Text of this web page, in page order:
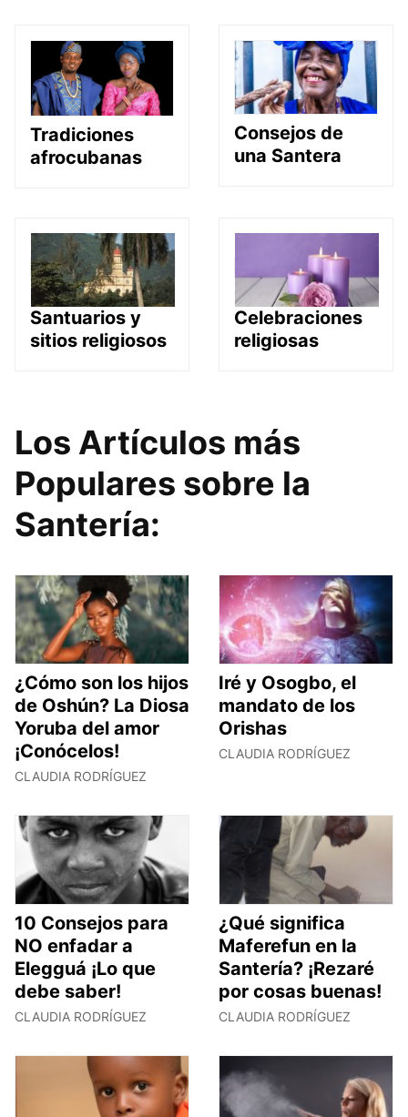
Tradiciones
afrocubanas
Consejos de
una Santera
Santuarios y
sitios religiosos
Celebraciones
religiosas
Los Artículos más
Populares sobre la
Santería:
¿Cómo son los hijos
de Oshún? La Diosa
Yoruba del amor
¡Conócelos!
CLAUDIA RODRÍGUEZ
Iré y Osogbo, el
mandato de los
Orishas
CLAUDIA RODRÍGUEZ
10 Consejos para
NO enfadar a
Elegguá ¡Lo que
debe saber!
CLAUDIA RODRÍGUEZ
¿Qué significa
Maferefun en la
Santería? ¡Rezaré
por cosas buenas!
CLAUDIA RODRÍGUEZ